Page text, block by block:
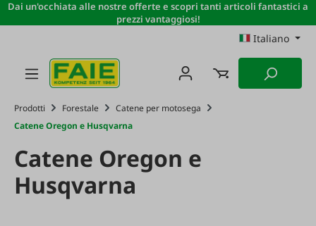
Passa al contenuto principale
Dai un'occhiata alle nostre offerte e scopri tanti articoli fantastici a
prezzi vantaggiosi!
Italiano
Prodotti Forestale
Catene per motosega
Catene Oregon e Husqvarna
Catene Oregon e
Husqvarna